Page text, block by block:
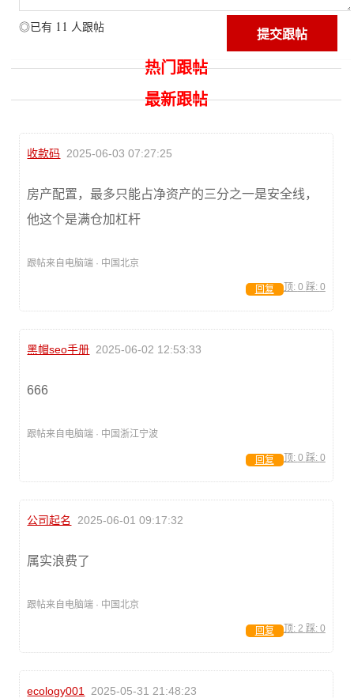
◎已有 11 人跟帖
热门跟帖
最新跟帖
收款码 2025-06-03 07:27:25
房产配置，最多只能占净资产的三分之一是安全线，
他这个是满仓加杠杆
跟帖来自电脑端 · 中国北京
顶: 0 踩: 0
回复
黑帽seo手册 2025-06-02 12:53:33
666
跟帖来自电脑端 · 中国浙江宁波
顶: 0 踩: 0
回复
公司起名 2025-06-01 09:17:32
属实浪费了
跟帖来自电脑端 · 中国北京
顶: 2 踩: 0
回复
ecology001 2025-05-31 21:48:23